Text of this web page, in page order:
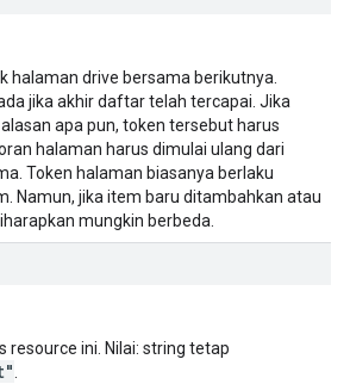
halaman drive bersama berikutnya.
jika akhir daftar telah tercapai. Jika
apa pun, token tersebut harus
halaman harus dimulai ulang dari
Token halaman biasanya berlaku
Namun, jika item baru ditambahkan atau
mungkin berbeda.
resource ini. Nilai: string tetap